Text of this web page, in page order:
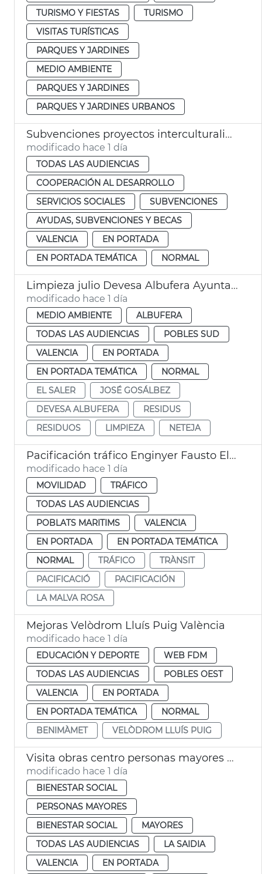
TURISMO Y FIESTAS
TURISMO
VISITAS TURÍSTICAS
PARQUES Y JARDINES
MEDIO AMBIENTE
PARQUES Y JARDINES
PARQUES Y JARDINES URBANOS
Subvenciones proyectos interculturalidad, prevención del racismo y la xenofobia
modificado hace 1 día
TODAS LAS AUDIENCIAS
COOPERACIÓN AL DESARROLLO
SERVICIOS SOCIALES
SUBVENCIONES
AYUDAS, SUBVENCIONES Y BECAS
VALENCIA
EN PORTADA
EN PORTADA TEMÁTICA
NORMAL
Limpieza julio Devesa Albufera Ayuntamiento València
modificado hace 1 día
MEDIO AMBIENTE
ALBUFERA
TODAS LAS AUDIENCIAS
POBLES SUD
VALENCIA
EN PORTADA
EN PORTADA TEMÁTICA
NORMAL
EL SALER
JOSÉ GOSÁLBEZ
DEVESA ALBUFERA
RESIDUS
RESIDUOS
LIMPIEZA NETEJA
Pacificación tráfico Enginyer Fausto Elío València
modificado hace 1 día
MOVILIDAD
TRÁFICO
TODAS LAS AUDIENCIAS
POBLATS MARITIMS
VALENCIA
EN PORTADA
EN PORTADA TEMÁTICA
NORMAL
TRÁFICO
TRÀNSIT
PACIFICACIÓ
PACIFICACIÓN
LA MALVA ROSA
Mejoras Velòdrom Lluís Puig València
modificado hace 1 día
EDUCACIÓN Y DEPORTE
WEB FDM
TODAS LAS AUDIENCIAS
POBLES OEST
VALENCIA
EN PORTADA
EN PORTADA TEMÁTICA
NORMAL
BENIMÀMET
VELÒDROM LLUÍS PUIG
Visita obras centro personas mayores Sant Antoni València
modificado hace 1 día
BIENESTAR SOCIAL
PERSONAS MAYORES
BIENESTAR SOCIAL
MAYORES
TODAS LAS AUDIENCIAS
LA SAIDIA
VALENCIA
EN PORTADA